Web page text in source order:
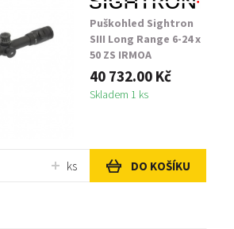
Puškohled Sightron
SIII Long Range 6-24 x
50 ZS IRMOA
40 732.00 Kč
Skladem 1 ks
ks DO KOŠÍKU